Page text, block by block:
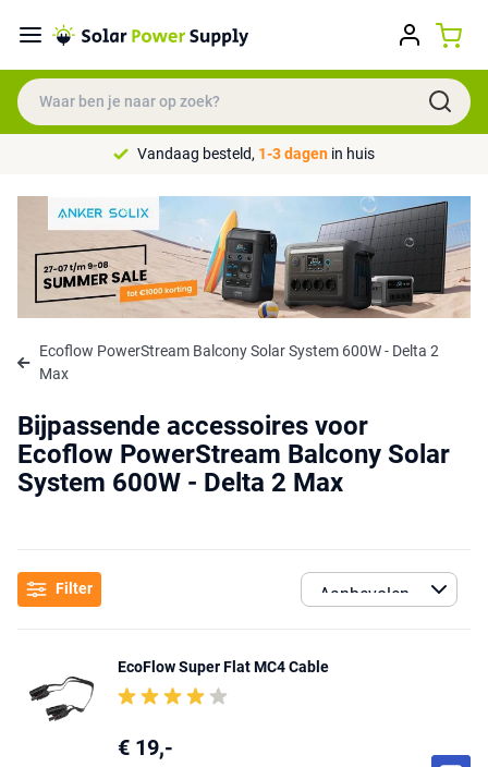
Vandaag besteld, 1-3 dagen in huis
Ecoflow PowerStream Balcony Solar System 600W - Delta 2
Max
Bijpassende accessoires voor
Ecoflow PowerStream Balcony Solar
System 600W - Delta 2 Max
Filter
EcoFlow Super Flat MC4 Cable
€ 19,-